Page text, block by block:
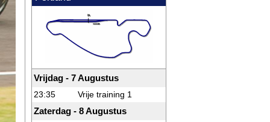
Vrijdag - 7 Augustus
23:35 Vrije training 1
Zaterdag - 8 Augustus